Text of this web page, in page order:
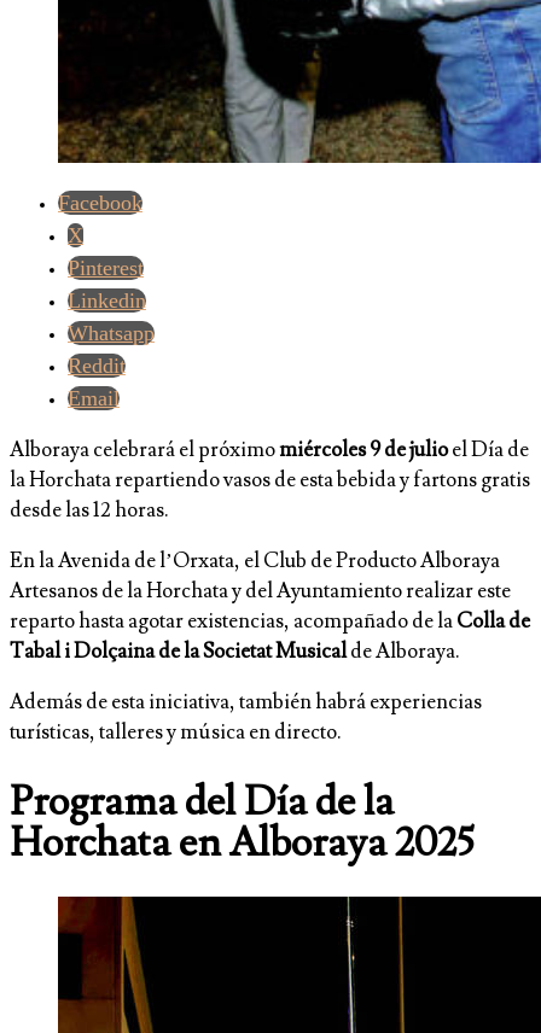
Facebook
X
Pinterest
Linkedin
Whatsapp
Reddit
Email
Alboraya celebrará el próximomiércoles 9 de julioel Día de
la Horchata repartiendo vasos de esta bebida y fartons gratis
desde las 12 horas.
En la Avenida de l’Orxata, el Club de Producto Alboraya
Artesanos de la Horchata y del Ayuntamiento realizar este
reparto hasta agotar existencias, acompañado de laColla de
Tabal i Dolçaina de la Societat Musicalde Alboraya.
Además de esta iniciativa, también habrá experiencias
turísticas, talleres y música en directo.
Programa del Día de la
Horchata en Alboraya 2025